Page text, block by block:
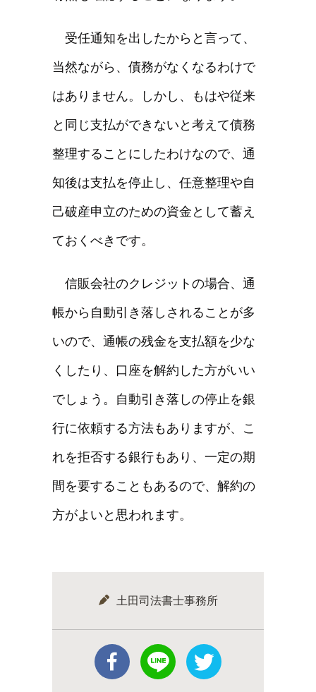
受任通知を出したからと言って、
当然ながら、債務がなくなるわけで
はありません。しかし、もはや従来
と同じ支払ができないと考えて債務
整理することにしたわけなので、通
知後は支払を停止し、任意整理や自
己破産申立のための資金として蓄え
ておくべきです。
信販会社のクレジットの場合、通
帳から自動引き落しされることが多
いので、通帳の残金を支払額を少な
くしたり、口座を解約した方がいい
でしょう。自動引き落しの停止を銀
行に依頼する方法もありますが、こ
れを拒否する銀行もあり、一定の期
間を要することもあるので、解約の
方がよいと思われます。
土田司法書士事務所